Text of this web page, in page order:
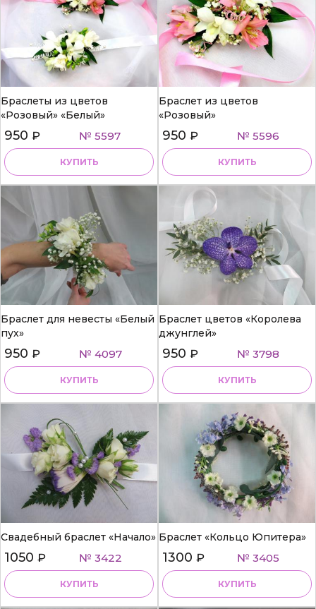
Браслеты из цветов
«Розовый» «Белый»
950 ₽ № 5597
КУПИТЬ
Браслет из цветов
«Розовый»
950 ₽ № 5596
КУПИТЬ
Браслет для невесты «Белый
пух»
950 ₽ № 4097
КУПИТЬ
Браслет цветов «Королева
джунглей»
950 ₽ № 3798
КУПИТЬ
Свадебный браслет «Начало»
1050 ₽ № 3422
КУПИТЬ
Браслет «Кольцо Юпитера»
1300 ₽ № 3405
КУПИТЬ